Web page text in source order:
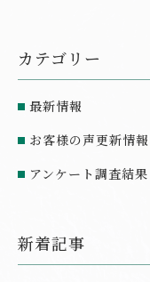
カテゴリー
最新情報
お客様の声更新情報
アンケート調査結果
新着記事